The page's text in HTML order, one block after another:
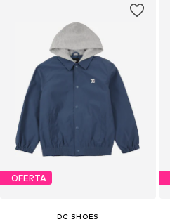
OFERTA
DC SHOES